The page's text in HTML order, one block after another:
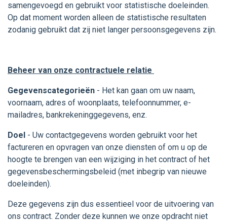
samengevoegd en gebruikt voor statistische doeleinden.
Op dat moment worden alleen de statistische resultaten
zodanig gebruikt dat zij niet langer persoonsgegevens zijn.
Beheer van onze contractuele relatie
Gegevenscategorieën - Het kan gaan om uw naam,
voornaam, adres of woonplaats, telefoonnummer, e-
mailadres, bankrekeninggegevens, enz.
Doel - Uw contactgegevens worden gebruikt voor het
factureren en opvragen van onze diensten of om u op de
hoogte te brengen van een wijziging in het contract of het
gegevensbeschermingsbeleid (met inbegrip van nieuwe
doeleinden).
Deze gegevens zijn dus essentieel voor de uitvoering van
ons contract. Zonder deze kunnen we onze opdracht niet